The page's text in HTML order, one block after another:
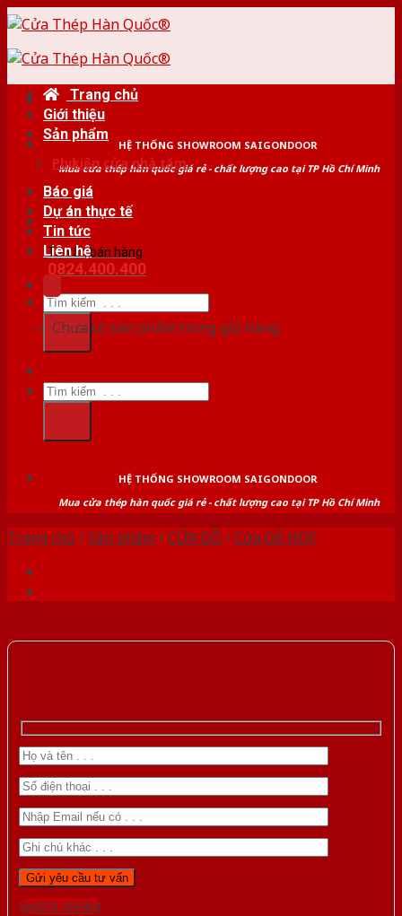
Skip
content
HỆ THỐNG SHOWROOM SAIGONDOOR
Mua cửa thép hàn quốc giá rẻ - chất lượng cao tại TP Hồ Chí Minh
Tư vấn bán hàng
0824.400.400
Tìm
kiếm:
Trang chủ
Giới thiệu
Sản phẩm
Phụ kiện cửa nhà tắm
Báo giá
Dự án thực tế
Tin tức
Liên hệ
Chưa có sản phẩm trong giỏ hàng.
Tìm
kiếm:
HỆ THỐNG SHOWROOM SAIGONDOOR
Mua cửa thép hàn quốc giá rẻ - chất lượng cao tại TP Hồ Chí Minh
Trang chủ /Sản phẩm /CỬA GỖ /Cửa Gỗ HDF
Gọi 0976.169.864